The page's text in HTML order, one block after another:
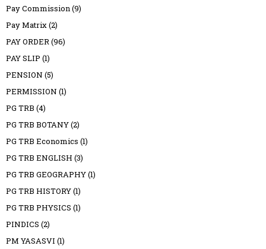
Pay Commission(9)
Pay Matrix(2)
PAY ORDER(96)
PAY SLIP (1)
PENSION (5)
PERMISSION (1)
PG TRB (4)
PG TRB BOTANY(2)
PG TRB Economics (1)
PG TRB ENGLISH (3)
PG TRB GEOGRAPHY(1)
PG TRB HISTORY(1)
PG TRB PHYSICS (1)
PINDICS (2)
PM YASASVI (1)